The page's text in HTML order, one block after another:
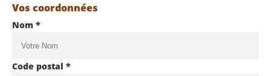
Vos coordonnées
Nom *
Code postal *